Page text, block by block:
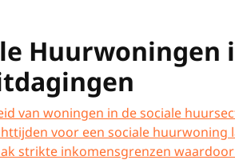
Huurwoningen
van woningen in de sociale
voor een sociale huurwoning
strikte inkomensgrenzen